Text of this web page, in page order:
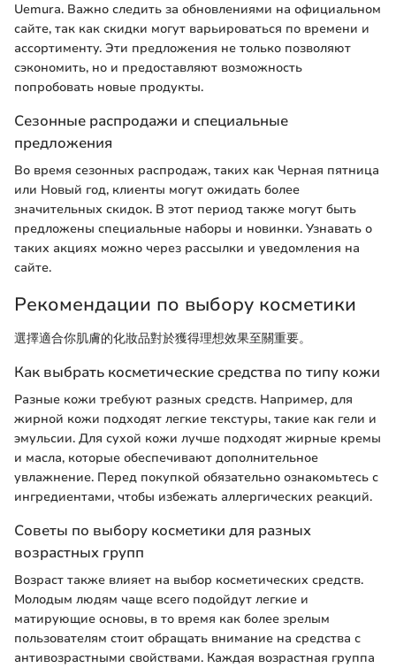
Uemura. Важно следить за обновлениями на официальном
сайте, так как скидки могут варьироваться по времени и
ассортименту. Эти предложения не только позволяют
сэкономить, но и предоставляют возможность
попробовать новые продукты.
Сезонные распродажи и специальные
предложения
Во время сезонных распродаж, таких как Черная пятница
или Новый год, клиенты могут ожидать более
значительных скидок. В этот период также могут быть
предложены специальные наборы и новинки. Узнавать о
таких акциях можно через рассылки и уведомления на
сайте.
Рекомендации по выбору косметики
選擇適合你肌膚的化妝品對於獲得理想效果至關重要。
Как выбрать косметические средства по типу кожи
Разные кожи требуют разных средств. Например, для
жирной кожи подходят легкие текстуры, такие как гели и
эмульсии. Для сухой кожи лучше подходят жирные кремы
и масла, которые обеспечивают дополнительное
увлажнение. Перед покупкой обязательно ознакомьтесь с
ингредиентами, чтобы избежать аллергических реакций.
Советы по выбору косметики для разных
возрастных групп
Возраст также влияет на выбор косметических средств.
Молодым людям чаще всего подойдут легкие и
матирующие основы, в то время как более зрелым
пользователям стоит обращать внимание на средства с
антивозрастными свойствами. Каждая возрастная группа